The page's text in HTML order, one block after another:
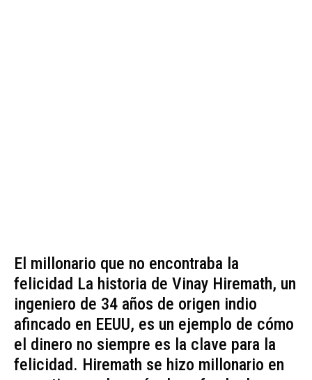
El millonario que no encontraba la
felicidad La historia de Vinay Hiremath, un
ingeniero de 34 años de origen indio
afincado en EEUU, es un ejemplo de cómo
el dinero no siempre es la clave para la
felicidad. Hiremath se hizo millonario en